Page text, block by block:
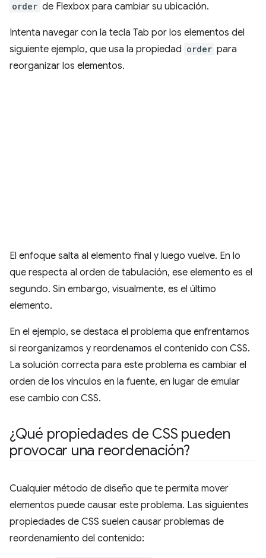
order de Flexbox para cambiar su ubicación.
Intenta navegar con la tecla Tab por los elementos del
siguiente ejemplo, que usa la propiedad order para
reorganizar los elementos.
El enfoque salta al elemento final y luego vuelve. En lo
que respecta al orden de tabulación, ese elemento es el
segundo. Sin embargo, visualmente, es el último
elemento.
En el ejemplo, se destaca el problema que enfrentamos
si reorganizamos y reordenamos el contenido con CSS.
La solución correcta para este problema es cambiar el
orden de los vínculos en la fuente, en lugar de emular
ese cambio con CSS.
¿Qué propiedades de CSS pueden
provocar una reordenación?
Cualquier método de diseño que te permita mover
elementos puede causar este problema. Las siguientes
propiedades de CSS suelen causar problemas de
reordenamiento del contenido: